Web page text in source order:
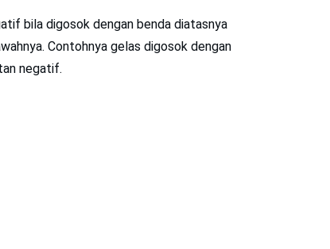
bila digosok dengan benda diatasnya
Contohnya gelas digosok dengan
negatif.